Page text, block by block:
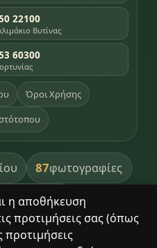
η αποθήκευση
προτιμήσεις σας (όπως
προτιμήσεις
22100
Βυτίνας
60300
Όροι Χρήσης
87φωτογραφίες